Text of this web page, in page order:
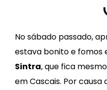
No sábado passado,
estava bonito e fomos
Sintra, que fica
em Cascais. Por causa